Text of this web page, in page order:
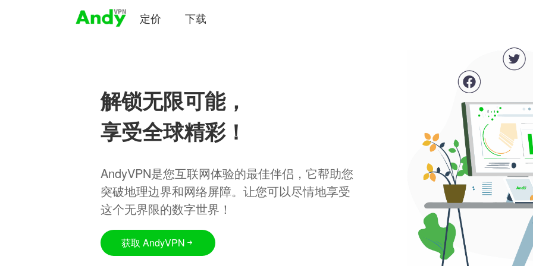
定价 下载
解锁无限可能，
享受全球精彩！
AndyVPN是您互联网体验的最佳伴侣，它帮助您
突破地理边界和网络屏障。让您可以尽情地享受
这个无界限的数字世界！
获取 AndyVPN